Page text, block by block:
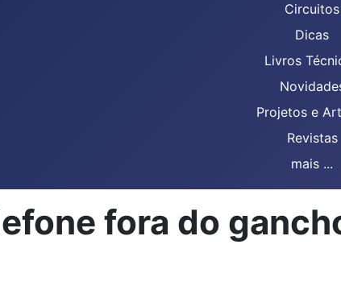
Circuitos
Dicas
Livros
Projetos e
Revistas
mais ...
fora do